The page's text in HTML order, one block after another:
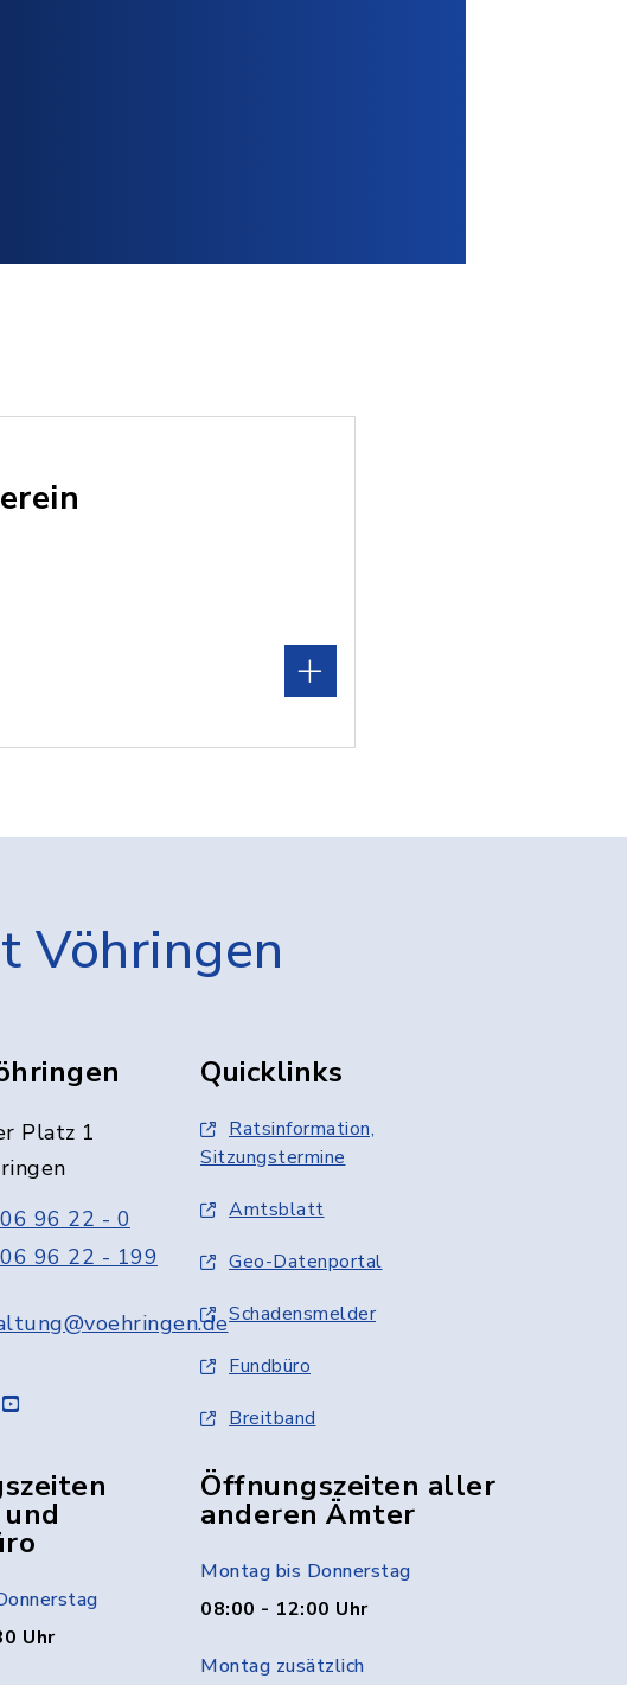
Vöhringen
Platz 1
96 22 - 0
96 22 - 199
youtube
Quicklinks
Ratsinformation,
Sitzungstermine
Amtsblatt
Geo-Datenportal
Schadensmelder
Fundbüro
Breitband
Uhr
Öffnungszeiten aller
anderen Ämter
Montag bis Donnerstag
08:00 - 12:00 Uhr
Montag zusätzlich